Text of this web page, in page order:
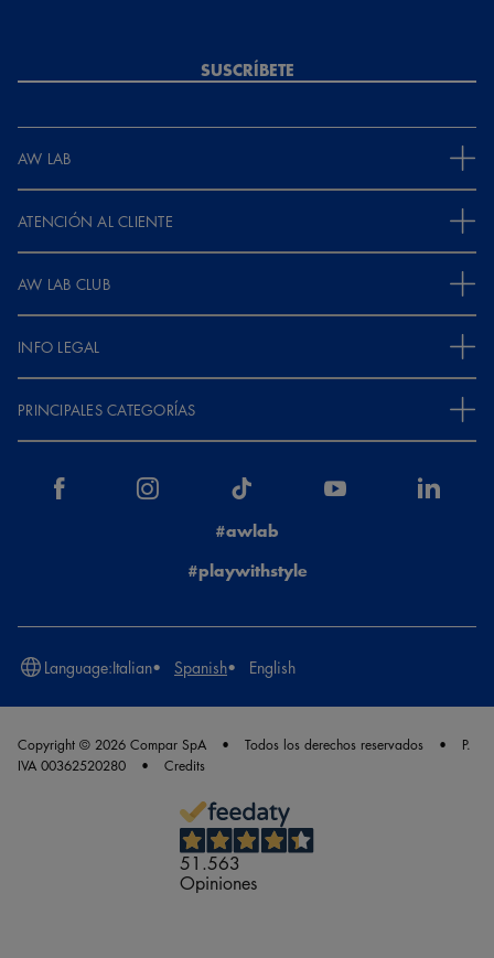
SUSCRÍBETE
AW LAB
ATENCIÓN AL CLIENTE
AW LAB CLUB
INFO LEGAL
PRINCIPALES CATEGORÍAS
#awlab
#playwithstyle
Language:Italian Spanish English
Copyright © 2026 Compar SpA Todos los derechos reservados
P.
IVA 00362520280
Credits
51.563
Opiniones